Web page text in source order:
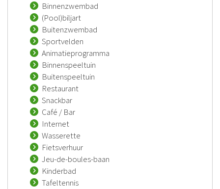
Binnenzwembad
(Pool)biljart
Buitenzwembad
Sportvelden
Animatieprogramma
Binnenspeeltuin
Buitenspeeltuin
Restaurant
Snackbar
Café / Bar
Internet
Wasserette
Fietsverhuur
Jeu-de-boules-baan
Kinderbad
Tafeltennis